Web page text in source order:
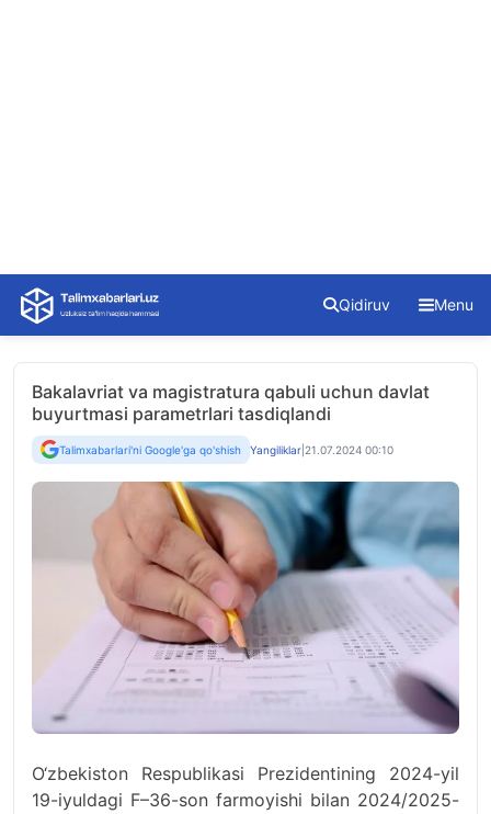
Skip
content
Qidiruv Menu
Bakalavriat va magistratura qabuli uchun davlat
buyurtmasi parametrlari tasdiqlandi
Talimxabarlari'ni Google'ga qo'shish Yangiliklar 21.07.2024 00:10
O‘zbekiston Respublikasi Prezidentining 2024-yil
19-iyuldagi F–36-son farmoyishi bilan 2024/2025-